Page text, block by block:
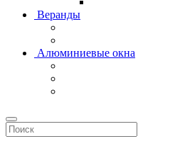
Веранды
Алюминиевые окна